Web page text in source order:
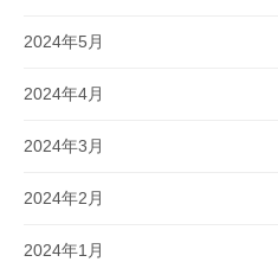
2024年5月
2024年4月
2024年3月
2024年2月
2024年1月